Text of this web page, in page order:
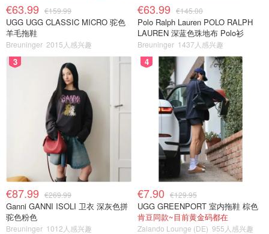
€63.99 €159.99
UGG UGG CLASSIC MICRO 驼色
羊毛拖鞋
Breuninger 2015人感兴趣
€63.99 €145.00
Polo Ralph Lauren POLO RALPH
LAUREN 深蓝色珠地布 Polo衫
Breuninger 1437人感兴趣
3
€87.99 €269.99
Ganni GANNI ISOLI 卫衣 深灰色拼
驼色粉色
Breuninger 1012人感兴趣
4
€7.90 €129.95
UGG GREENPORT 室内拖鞋 棕色
肯豆同款~目前黄金码都在
Zalando Lounge (DE) 955人感兴趣